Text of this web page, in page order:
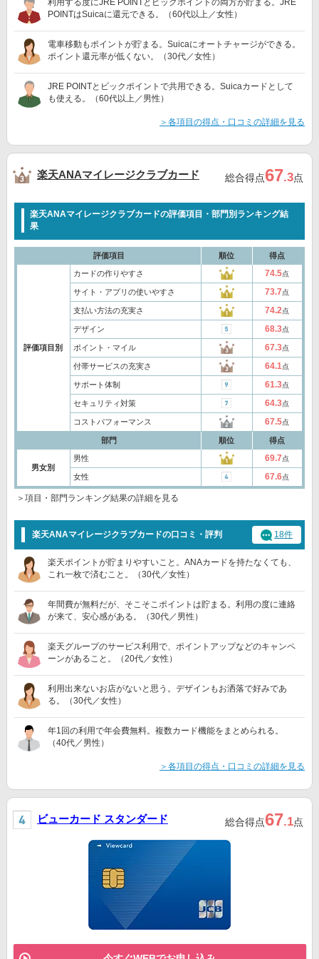
利用する度にJRE POINTとビックポイントの両方が貯まる。JRE
POINTはSuicaに還元できる。（60代以上／女性）
電車移動もポイントが貯まる。Suicaにオートチャージができる。
ポイント還元率が低くない。（30代／女性）
JRE POINTとビックポイントで共用できる。Suicaカードとして
も使える。（60代以上／男性）
＞各項目の得点・口コミの詳細を見る
楽天ANAマイレージクラブカード 総合得点67.3点
楽天ANAマイレージクラブカードの評価項目・部門別ランキング結
果
評価項目 順位 得点
評価項目別
カードの作りやすさ 74.5点
サイト・アプリの使いやすさ 73.7点
支払い方法の充実さ 74.2点
デザイン 68.3点
ポイント・マイル 67.3点
付帯サービスの充実さ 64.1点
サポート体制 61.3点
セキュリティ対策 64.3点
コストパフォーマンス 67.5点
部門 順位 得点
男女別
男性 69.7点
女性 67.6点
＞項目・部門ランキング結果の詳細を見る
楽天ANAマイレージクラブカードの口コミ・評判 18件
楽天ポイントが貯まりやすいこと。ANAカードを持たなくても、
これ一枚で済むこと。（30代／女性）
年間費が無料だが、そこそこポイントは貯まる。利用の度に連絡
が来て、安心感がある。（30代／男性）
楽天グループのサービス利用で、ポイントアップなどのキャンペ
ーンがあること。（20代／女性）
利用出来ないお店がないと思う。デザインもお洒落で好みであ
る。（30代／女性）
年1回の利用で年会費無料。複数カード機能をまとめられる。
（40代／男性）
＞各項目の得点・口コミの詳細を見る
ビューカード スタンダード 総合得点67.1点